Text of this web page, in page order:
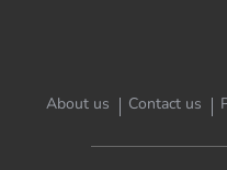
About us Contact us